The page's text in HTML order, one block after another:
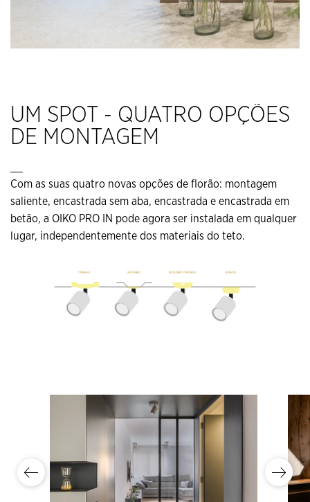
UM SPOT - QUATRO OPÇÕES
DE MONTAGEM
Com as suas quatro novas opções de florão: montagem
saliente, encastrada sem aba, encastrada e encastrada em
betão, a OIKO PRO IN pode agora ser instalada em qualquer
lugar, independentemente dos materiais do teto.